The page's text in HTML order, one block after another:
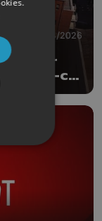
29/04/2026
sur
: est-ce
.